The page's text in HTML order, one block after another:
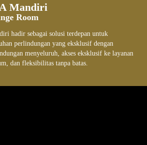
Mandiri
Room
hadir sebagai solusi terdepan untuk
perlindungan yang eksklusif dengan
menyeluruh, akses eksklusif ke layanan
dan fleksibilitas tanpa batas.